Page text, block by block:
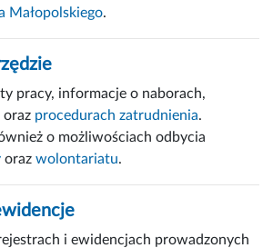
Małopolskiego.
pracy, informacje o naborach,
oraz procedurach zatrudnienia.
o możliwościach odbycia
orazwolontariatu.
i ewidencjach prowadzonych